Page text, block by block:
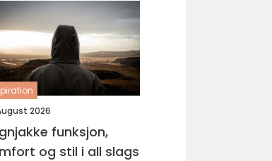
2026
funksjon,
og stil i all slags